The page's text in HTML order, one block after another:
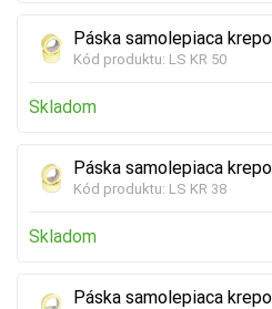
Páska samolepiaca
Kód produktu: LS KR 50
Skladom
Páska samolepiaca
Kód produktu: LS KR 38
Skladom
Páska samolepiaca